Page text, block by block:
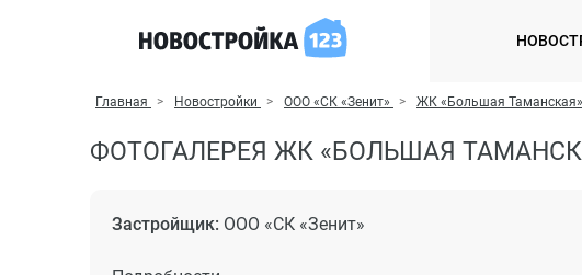
Главная Новостройки ООО «СК «Зенит» ЖК «Большая Таманская»
ФОТОГАЛЕРЕЯ ЖК «БОЛЬШАЯ
Застройщик: ООО «СК «Зенит»